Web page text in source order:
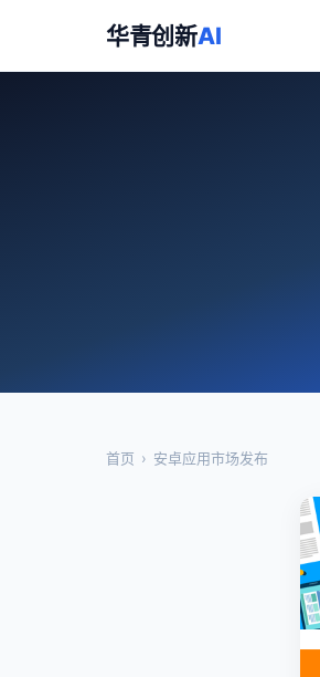
华青创新AI
首页 › 安卓应用市场发布